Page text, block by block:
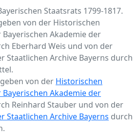
Staatsrats 1799-1817.
von der Historischen
Akademie der
Eberhard Weis und von der
Staatlichen Archive Bayerns durch
von der Historischen
Akademie der
Reinhard Stauber und von der
Staatlichen Archive Bayerns durch